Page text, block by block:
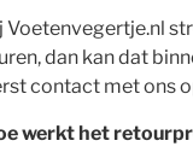
Voetenvegertje.nl
dan kan dat
contact met ons
werkt het